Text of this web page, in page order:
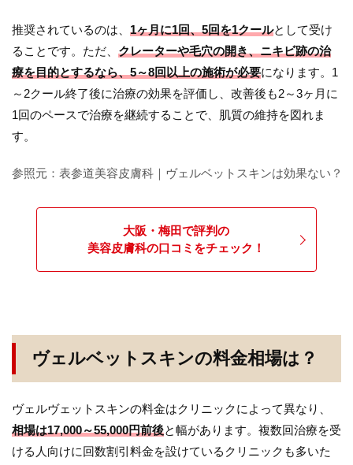
推奨されているのは、 1ヶ月に1回、5回を1クールとして受け
ることです。ただ、 クレーターや毛穴の開き、ニキビ跡の治
療を目的とするなら、5～8回以上の施術が必要になります。1
～2クール終了後に治療の効果を評価し、改善後も2～3ヶ月に
1回のペースで治療を継続することで、肌質の維持を図れま
す。
参照元：表参道美容皮膚科｜ヴェルベットスキンは効果ない？
大阪・梅田で評判の
美容皮膚科の口コミをチェック！
ヴェルベットスキンの料金相場は？
ヴェルヴェットスキンの料金はクリニックによって異なり、
相場は17,000～55,000円前後と幅があります。複数回治療を受
ける人向けに回数割引料金を設けているクリニックも多いた